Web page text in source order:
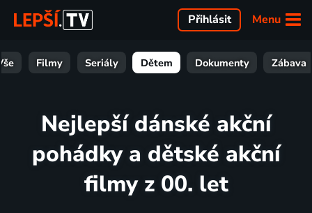
Menu
Přihlásit
Filmy Seriály Dětem Dokumenty Zábava
Nejlepší dánské akční
pohádky a dětské akční
filmy z 00. let